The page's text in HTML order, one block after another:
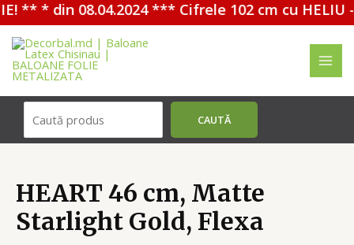
** * din 08.04.2024 *** Cifrele 102 cm cu HELIU -
Перейти
содержимому
CAUTĂ
HEART 46 cm, Matte
Starlight Gold, Flexa